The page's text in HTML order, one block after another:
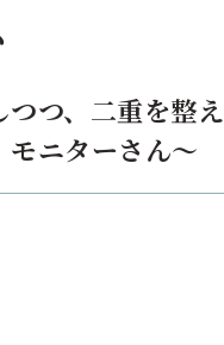
つつ、二重を整
ニターさん～